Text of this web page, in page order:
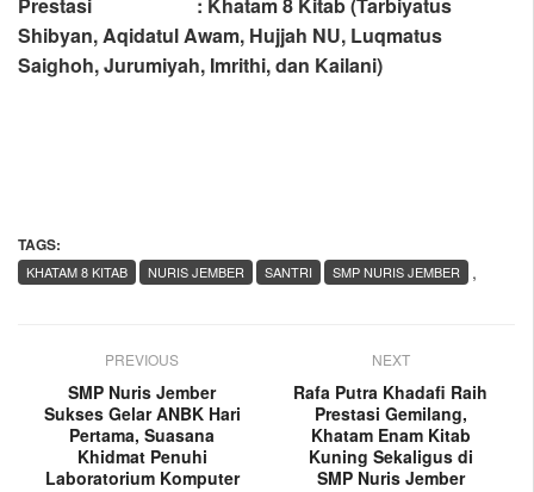
Prestasi : Khatam 8 Kitab (Tarbiyatus
Shibyan, Aqidatul Awam, Hujjah NU, Luqmatus
Saighoh, Jurumiyah, Imrithi, dan Kailani)
TAGS:
,
KHATAM 8 KITAB NURIS JEMBER SANTRI SMP NURIS JEMBER
PREVIOUS
SMP Nuris Jember
Sukses Gelar ANBK Hari
Pertama, Suasana
Khidmat Penuhi
Laboratorium Komputer
NEXT
Rafa Putra Khadafi Raih
Prestasi Gemilang,
Khatam Enam Kitab
Kuning Sekaligus di
SMP Nuris Jember